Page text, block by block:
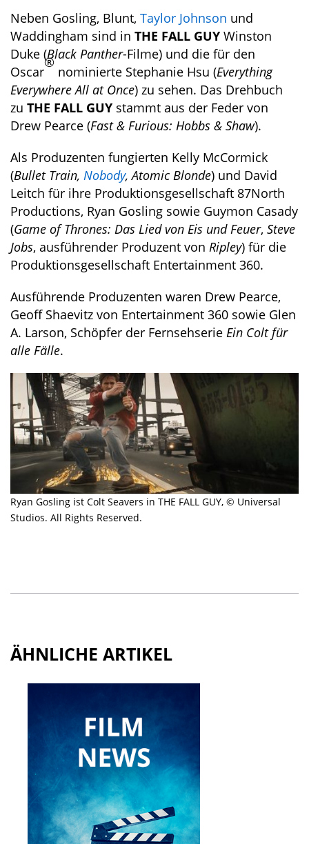
Neben Gosling, Blunt, Taylor Johnson und
Waddingham sind in THE FALL GUY Winston
Duke (Black Panther-Filme) und die für den
Oscar
®
nominierte Stephanie Hsu (Everything
Everywhere All at Once) zu sehen. Das Drehbuch
zu THE FALL GUY stammt aus der Feder von
Drew Pearce (Fast & Furious: Hobbs & Shaw).
Als Produzenten fungierten Kelly McCormick
(Bullet Train, Nobody, Atomic Blonde) und David
Leitch für ihre Produktionsgesellschaft 87North
Productions, Ryan Gosling sowie Guymon Casady
(Game of Thrones: Das Lied von Eis und Feuer, Steve
Jobs, ausführender Produzent von Ripley) für die
Produktionsgesellschaft Entertainment 360.
Ausführende Produzenten waren Drew Pearce,
Geoff Shaevitz von Entertainment 360 sowie Glen
A. Larson, Schöpfer der Fernsehserie Ein Colt für
alle Fälle.
Ryan Gosling ist Colt Seavers in THE FALL GUY, © Universal
Studios. All Rights Reserved.
ÄHNLICHE ARTIKEL